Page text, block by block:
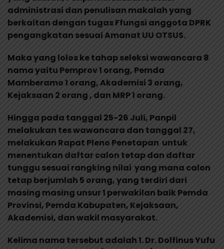
administrasi dan penulisan makalah yang
berkaitan dengan tugas Ffungsi anggota DPRK
pengangkatan sesuai Amanat UU OTSUS.
Maka yang lolos ke tahap seleksi wawancara 8
nama yaitu Pemprov 1 orang, Pemda
Mamberamo 1 orang, Akademisi 3 orang,
Kejaksaan 2 orang , dan MRP 1 orang.
Hingga pada tanggal 25-26 Juli, Panpil
melakukan tes wawancara dan tanggal 27,
melakukan Rapat Pleno Penetapan untuk
menentukan daftar calon tetap dan daftar
tunggu sesuai rangking nilai yang mana calon
tetap berjumlah 5 orang, yang terdiri dari
masing masing unsur 1 perwakilan baik Pemda
Provinsi, Pemda Kabupaten, Kejaksaan,
Akademisi, dan wakil masyarakat.
Kelima nama tersebut adalah 1. Dr. Dolfinus Yufu